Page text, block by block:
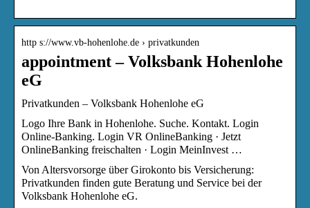
http s://www.vb-hohenlohe.de › privatkunden
appointment – Volksbank Hohenlohe
eG
Privatkunden – Volksbank Hohenlohe eG
Logo Ihre Bank in Hohenlohe. Suche. Kontakt. Login
Online-Banking. Login VR OnlineBanking · Jetzt
OnlineBanking freischalten · Login MeinInvest …
Von Altersvorsorge über Girokonto bis Versicherung:
Privatkunden finden gute Beratung und Service bei der
Volksbank Hohenlohe eG.